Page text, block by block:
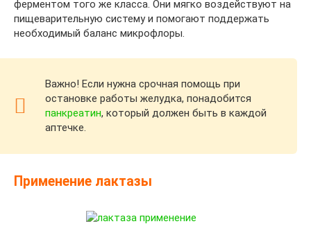
ферментом того же класса. Они мягко воздействуют на
пищеварительную систему и помогают поддержать
необходимый баланс микрофлоры.
Важно! Если нужна срочная помощь при
остановке работы желудка, понадобится
панкреатин, который должен быть в каждой
аптечке.
Применение лактазы